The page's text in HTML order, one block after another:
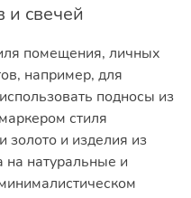
и свечей
помещения, личных
например, для
подносы из
стиля
золото и изделия из
натуральные и